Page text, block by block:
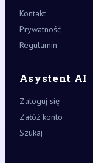
Kontakt
Prywatność
Regulamin
Asystent AI
Zaloguj się
Załóż konto
Szukaj